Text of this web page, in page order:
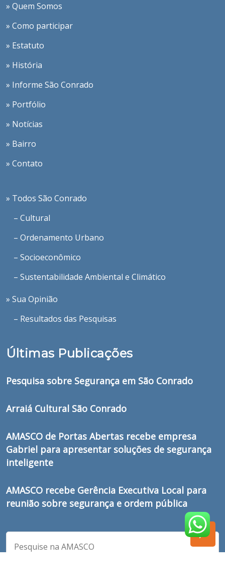
» Quem Somos
» Como participar
» Estatuto
» História
» Informe São Conrado
» Portfólio
» Notícias
» Bairro
» Contato
» Todos São Conrado
– Cultural
– Ordenamento Urbano
– Socioeconômico
– Sustentabilidade Ambiental e Climático
» Sua Opinião
– Resultados das Pesquisas
Últimas Publicações
Pesquisa sobre Segurança em São Conrado
Arraiá Cultural São Conrado
AMASCO de Portas Abertas recebe empresa
Gabriel para apresentar soluções de segurança
inteligente
AMASCO recebe Gerência Executiva Local para
reunião sobre segurança e ordem pública